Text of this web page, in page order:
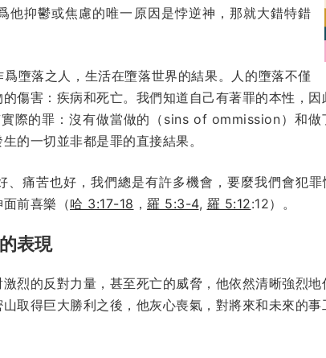
他抑鬱或焦慮的唯一原因是悖逆神，那就大錯特錯
墮落之人，生活在墮落世界的結果。人的墮落不僅
傷害：疾病和死亡。我們知道自己有著罪的本性，
際的罪：沒有做當做的（sins of ommission）和
的一切並非都是罪的直接結果。
、痛苦也好，我們總是有許多機會，要麼我們會犯
前喜樂（哈 3:17-18 ， 羅 5:3-4, 羅 5:12:12）。
表現
烈的反對力量，甚至死亡的威脅，他依然清晰強烈
取得巨大勝利之後，他灰心喪氣，對將來和未來的